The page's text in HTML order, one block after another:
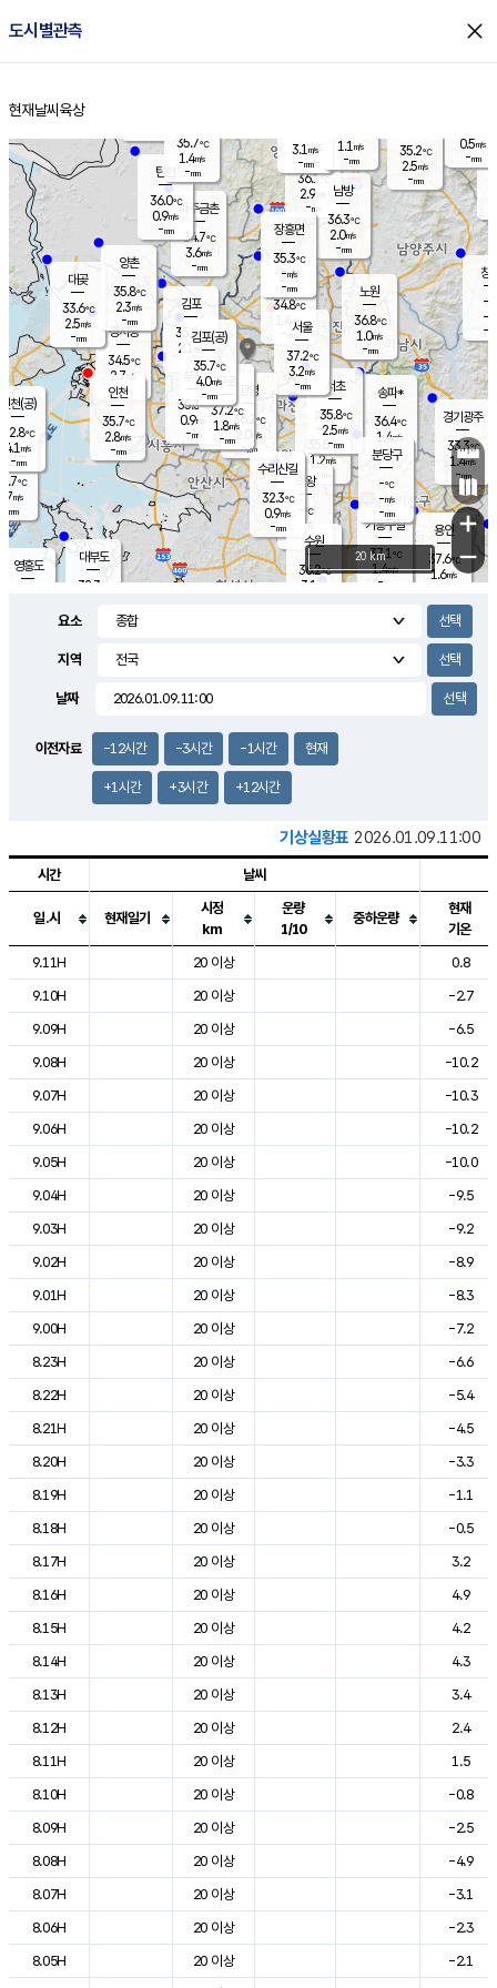
도시별관측 close
홈
현재날씨 육상
의도
℃
m/s
mm
영흥도
양주
36.1℃
2.9
-mm
과천
35.5℃
1.2m/s
- mm
용인
37.6℃
1.6m/s
경기광주
33.3℃
1.4m/s
-mm
2.6m/s
대부도
32.3
경서동
34.5℃
2.7 m/s
-mm
파주금촌
34.7℃
3.6m/s
-mm
35.2℃
2.5m/s
-mm
대곶
33.6℃
2.5m/s
-mm
창
-
-m/
-
탄현
36.0℃
0.9m/s
-mm
0.5m/s
-mm
의왕
- ℃
m/s
mm
김포
35.2℃
2.1 m/s
mm
광명
36.2 ℃
2.0 m/s
-mm
부천
35.3℃
0.9m/s
-mm
양촌
35.8℃
2.3m/s
-mm
구로
37.2℃
1.8m/s
-mm
은평
34.8℃
1.4 m/s
- mm
노원
36.8℃
1.0m/s
-mm
송파*
36.4℃
1.4m/s
-mm
서초
35.8℃
2.5m/s
-mm
남방
36.3℃
2.0m/s
-mm
기흥구갈
37.1℃
1.4m/s
-
수리산길
32.3℃
0.9m/s
-mm
분당구
-℃
-m/s
-mm
장흥면
35.3℃
-m/s
-mm
3.1 m/s
-mm
인천(공)
32.8℃
4.1 m/s
-mm
김포(공)
35.7℃
4.0m/s
-mm
수원
36.2℃
3.1 m/s
인천
35.7℃
2.8m/s
-mm
서울
37.2℃
3.2m/s
-mm
35.7℃
1.4m/s
-mm
1.1 m/s
-mm
+
−
20 km
요소
지역
날짜
이전자료 -12시간 -3시간 -1시간 현재
+1시간 +3시간 +12시간
기상실황표 2026.01.09.11:00
도시별 기상실황표로 지점, 날씨, 기온, 강수, 바람, 기압등을 안내한 표입
시간 날씨
일.시 현재일기
시정
km
운량
1/10
중하운량
현재
기온
9.11H
20 이상
0.8
9.10H
20 이상
-2.7
9.09H
20 이상
-6.5
9.08H
20 이상
-10.2
9.07H
20 이상
-10.3
9.06H
20 이상
-10.2
9.05H
20 이상
-10.0
9.04H
20 이상
-9.5
9.03H
20 이상
-9.2
9.02H
20 이상
-8.9
9.01H
20 이상
-8.3
9.00H
20 이상
-7.2
8.23H
20 이상
-6.6
8.22H
20 이상
-5.4
8.21H
20 이상
-4.5
8.20H
20 이상
-3.3
8.19H
20 이상
-1.1
8.18H
20 이상
-0.5
8.17H
20 이상
3.2
8.16H
20 이상
4.9
8.15H
20 이상
4.2
8.14H
20 이상
4.3
8.13H
20 이상
3.4
8.12H
20 이상
2.4
8.11H
20 이상
1.5
8.10H
20 이상
-0.8
8.09H
20 이상
-2.5
8.08H
20 이상
-4.9
8.07H
20 이상
-3.1
8.06H
20 이상
-2.3
8.05H
20 이상
-2.1